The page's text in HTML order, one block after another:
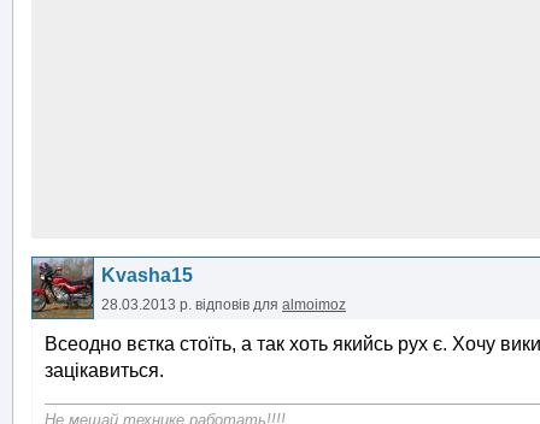
Kvasha15
28.03.2013 р. відповів для almoimoz
Всеодно вєтка стоїть, а так хоть якийсь рух є. Хочу
зацікавиться.
Не мешай технике работать!!!!